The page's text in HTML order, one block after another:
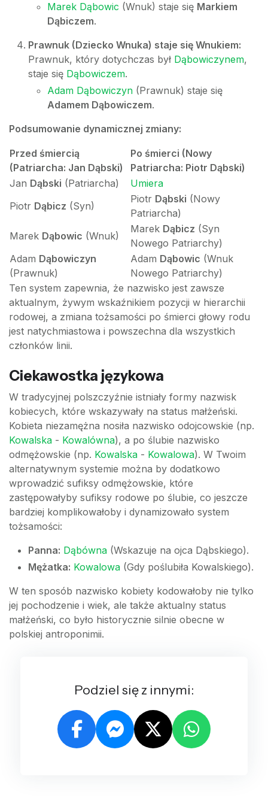
Marek Dąbowic (Wnuk) staje się Markiem
Dąbiczem.
Prawnuk (Dziecko Wnuka) staje się Wnukiem:
Prawnuk, który dotychczas był Dąbowiczynem,
staje się Dąbowiczem.
Adam Dąbowiczyn (Prawnuk) staje się
Adamem Dąbowiczem.
Podsumowanie dynamicznej zmiany:
Przed śmiercią
(Patriarcha: Jan Dąbski)
Po śmierci (Nowy
Patriarcha: Piotr Dąbski)
Jan Dąbski (Patriarcha)
Umiera
Piotr Dąbicz (Syn)
Piotr Dąbski (Nowy
Patriarcha)
Marek Dąbowic (Wnuk)
Marek Dąbicz (Syn
Nowego Patriarchy)
Adam Dąbowiczyn
(Prawnuk)
Adam Dąbowic (Wnuk
Nowego Patriarchy)
Ten system zapewnia, że nazwisko jest zawsze
aktualnym, żywym wskaźnikiem pozycji w hierarchii
rodowej, a zmiana tożsamości po śmierci głowy rodu
jest natychmiastowa i powszechna dla wszystkich
członków linii.
Ciekawostka językowa
W tradycyjnej polszczyźnie istniały formy nazwisk
kobiecych, które wskazywały na status małżeński.
Kobieta niezamężna nosiła nazwisko odojcowskie (np.
Kowalska - Kowalówna), a po ślubie nazwisko
odmężowskie (np. Kowalska - Kowalowa). W Twoim
alternatywnym systemie można by dodatkowo
wprowadzić sufiksy odmężowskie, które
zastępowałyby sufiksy rodowe po ślubie, co jeszcze
bardziej komplikowałoby i dynamizowało system
tożsamości:
Panna: Dąbówna (Wskazuje na ojca Dąbskiego).
Mężatka: Kowalowa (Gdy poślubiła Kowalskiego).
W ten sposób nazwisko kobiety kodowałoby nie tylko
jej pochodzenie i wiek, ale także aktualny status
małżeński, co było historycznie silnie obecne w
polskiej antroponimii.
Podziel się z innymi: